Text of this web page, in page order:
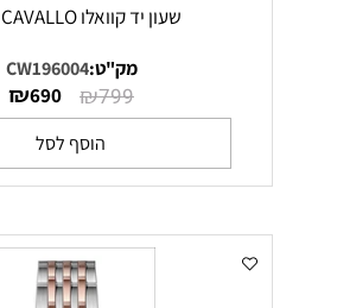
שעון יד קוואלו CAVALLO לגבר
מק"ט:CW196004
₪799
₪690
הוסף לסל